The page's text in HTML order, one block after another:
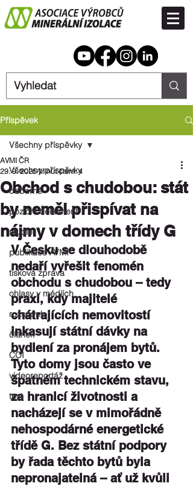
Příspěvek
Všechny příspěvky
odborné
poziční dokument
studie
publikace AVMI
tisková zpráva
ohlasy v médiích
rozsudek
článek
ČOI
videoreportáž
test
Všechny příspěvky
Obchod s chudobou: stát
by neměl přispívat na
nájmy v domech třídy G
AVMI ČR
29. 9. 2025 Minut čtení: 4
V Česku se dlouhodobě
nedaří vyřešit fenomén
obchodu s chudobou – tedy
praxi, kdy majitelé
chátrajících nemovitostí
inkasují státní dávky na
bydlení za pronájem bytů.
Tyto domy jsou často ve
špatném technickém stavu,
za hranicí životnosti a
nacházejí se v mimořádně
nehospodárné energetické
třídě G. Bez státní podpory
by řada těchto bytů byla
nepronajatelná – ať už kvůli